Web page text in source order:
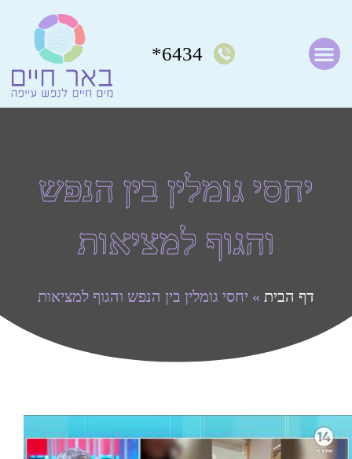
6434*
יחסי גומלין בין הנפש
והגוף למציאות
דף הבית » יחסי גומלין בין הנפש והגוף למציאות